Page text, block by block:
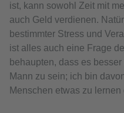
ist, kann sowohl Zeit mit
auch Geld verdienen.
bestimmter Stress und
ist alles auch eine Frage
behaupten, dass es
Mann zu sein; ich bin
Menschen etwas zu lernen